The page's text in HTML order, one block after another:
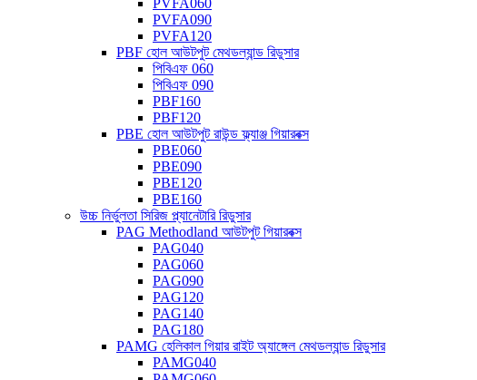
PVFA060
PVFA090
PVFA120
PBF হোল আউটপুট মেথডল্যান্ড রিডুসার
পিবিএফ 060
পিবিএফ 090
PBF160
PBF120
PBE হোল আউটপুট রাউন্ড ফ্ল্যাঞ্জ গিয়ারবক্স
PBE060
PBE090
PBE120
PBE160
উচ্চ নির্ভুলতা সিরিজ প্ল্যানেটারি রিডুসার
PAG Methodland আউটপুট গিয়ারবক্স
PAG040
PAG060
PAG090
PAG120
PAG140
PAG180
PAMG হেলিকাল গিয়ার রাইট অ্যাঙ্গেল মেথডল্যান্ড রিডুসার
PAMG040